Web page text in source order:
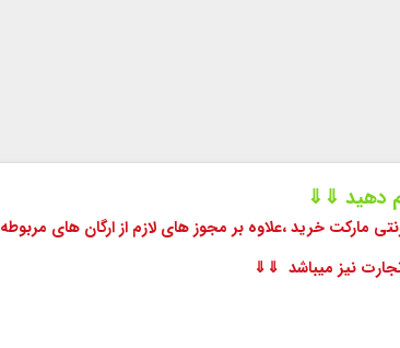
دهید ⇓⇓
مارکت خرید ،علاوه بر مجوز های لازم از ارگان های مربوطه
نیز میباشد ⇓⇓